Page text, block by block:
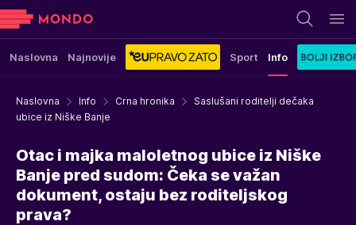
Naslovna Najnovije Sport Info
Naslovna Info Crna hronika
Saslušani roditelji dečaka
ubice iz Niške Banje
Otac i majka maloletnog ubice iz Niške
Banje pred sudom: Čeka se važan
dokument, ostaju bez roditeljskog
prava?